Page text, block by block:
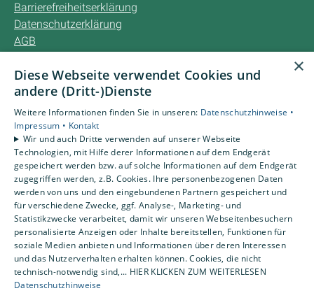
Barrierefreiheitserklärung
Datenschutzerklärung
AGB
Unsere Bereiche
Privatkunden
Karriere
Unternehmen
Kontakt
Um externe HTML-Inhalte anzuzeigen, benötigen wir
Ihre Einwilligung.
Weitere Informationen finden Sie in unserer
Datenschutzerklärung.
Cookie-Einstellungen öffnen
×
Diese Webseite verwendet Cookies und
andere (Dritt-)Dienste
Weitere Informationen finden Sie in unseren: Datenschutzhinweise •
Impressum • Kontakt
Wir und auch Dritte verwenden auf unserer Webseite
Technologien, mit Hilfe derer Informationen auf dem Endgerät
gespeichert werden bzw. auf solche Informationen auf dem Endgerät
zugegriffen werden, z.B. Cookies. Ihre personenbezogenen Daten
werden von uns und den eingebundenen Partnern gespeichert und
für verschiedene Zwecke, ggf. Analyse-, Marketing- und
Statistikzwecke verarbeitet, damit wir unseren Webseitenbesuchern
personalisierte Anzeigen oder Inhalte bereitstellen, Funktionen für
soziale Medien anbieten und Informationen über deren Interessen
und das Nutzerverhalten erhalten können. Cookies, die nicht
technisch-notwendig sind,... HIER KLICKEN ZUM WEITERLESEN
Datenschutzhinweise